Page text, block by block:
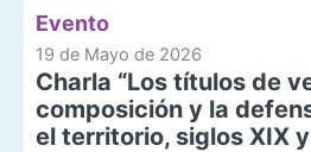
Evento
19 de Mayo de 2026
Charla “Los títulos de
composición y la
el territorio, siglos XIX y